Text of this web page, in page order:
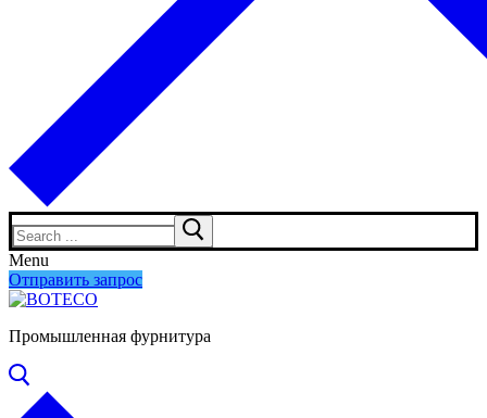
Search
for:
Menu
Отправить запрос
Промышленная фурнитура